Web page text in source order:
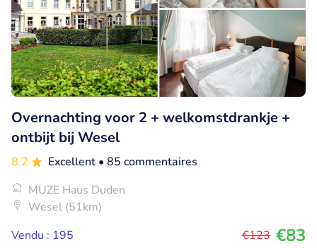
Overnachting voor 2 + welkomstdrankje +
ontbijt bij Wesel
8.2 Excellent • 85 commentaires
MUZE Haus Duden
Wesel (51km)
Vendu : 195
€123 €83